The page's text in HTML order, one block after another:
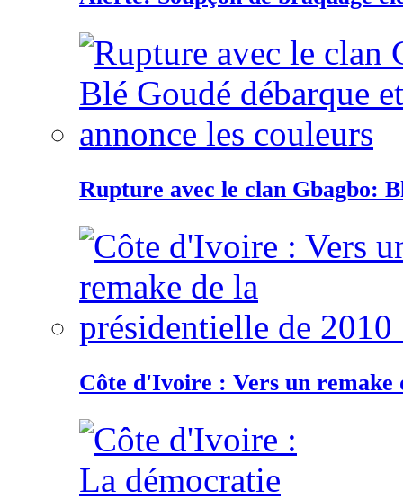
Rupture avec le clan Gbagbo:
Côte d'Ivoire : Vers un remake